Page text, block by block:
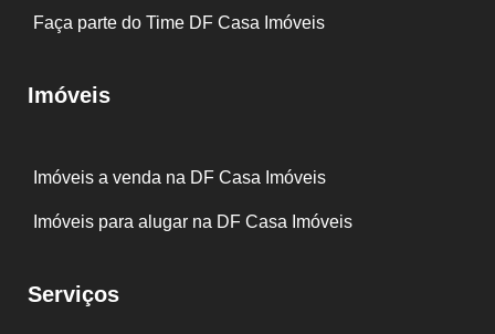
Faça parte do Time DF Casa Imóveis
Imóveis
Imóveis a venda na DF Casa Imóveis
Imóveis para alugar na DF Casa Imóveis
Serviços